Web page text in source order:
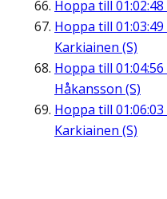
Hoppa till 01:02:48
Hoppa till 01:03:49
Karkiainen (S)
Hoppa till 01:04:56
Håkansson (S)
Hoppa till 01:06:03
Karkiainen (S)